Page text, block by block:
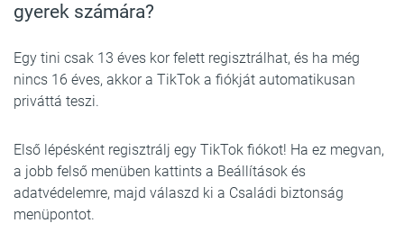
gyerek számára?
Egy tini csak 13 éves kor felett regisztrálhat, és ha még
nincs 16 éves, akkor a TikTok a fiókját automatikusan
priváttá teszi.
Első lépésként regisztrálj egy TikTok fiókot! Ha ez megvan,
a jobb felső menüben kattints a Beállítások és
adatvédelemre, majd válaszd ki a Családi biztonság
menüpontot.